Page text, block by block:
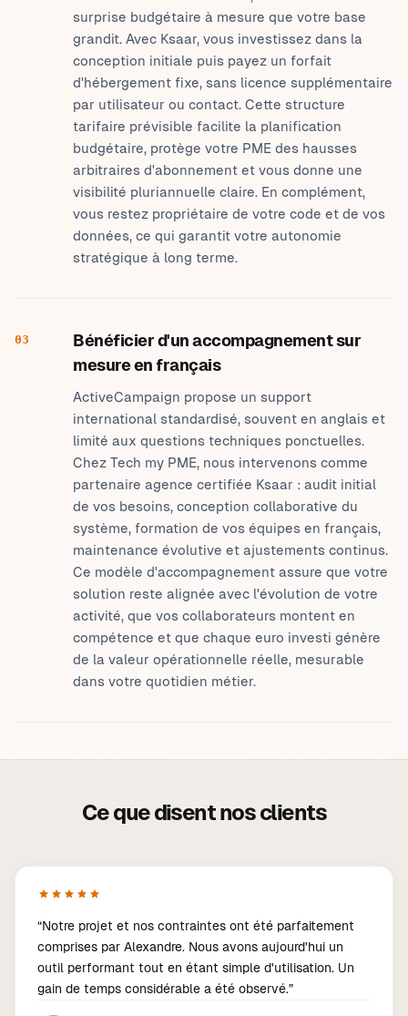
surprise budgétaire à mesure que votre base
grandit. Avec Ksaar, vous investissez dans la
conception initiale puis payez un forfait
d'hébergement fixe, sans licence supplémentaire
par utilisateur ou contact. Cette structure
tarifaire prévisible facilite la planification
budgétaire, protège votre PME des hausses
arbitraires d'abonnement et vous donne une
visibilité pluriannuelle claire. En complément,
vous restez propriétaire de votre code et de vos
données, ce qui garantit votre autonomie
stratégique à long terme.
03
Bénéficier d'un accompagnement sur
mesure en français
ActiveCampaign propose un support
international standardisé, souvent en anglais et
limité aux questions techniques ponctuelles.
Chez Tech my PME, nous intervenons comme
partenaire agence certifiée Ksaar : audit initial
de vos besoins, conception collaborative du
système, formation de vos équipes en français,
maintenance évolutive et ajustements continus.
Ce modèle d'accompagnement assure que votre
solution reste alignée avec l'évolution de votre
activité, que vos collaborateurs montent en
compétence et que chaque euro investi génère
de la valeur opérationnelle réelle, mesurable
dans votre quotidien métier.
Ce que disent nos clients
“Notre projet et nos contraintes ont été parfaitement
comprises par Alexandre. Nous avons aujourd'hui un
outil performant tout en étant simple d'utilisation. Un
gain de temps considérable a été observé.”